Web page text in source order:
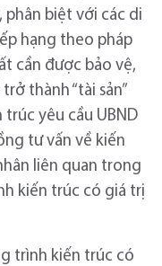
phân biệt với các di
hạng theo pháp
cần được bảo vệ,
thành “tài sản”
trúc yêu cầu UBND
tư vấn về kiến
liên quan trong
kiến trúc có giá trị
trình kiến trúc có